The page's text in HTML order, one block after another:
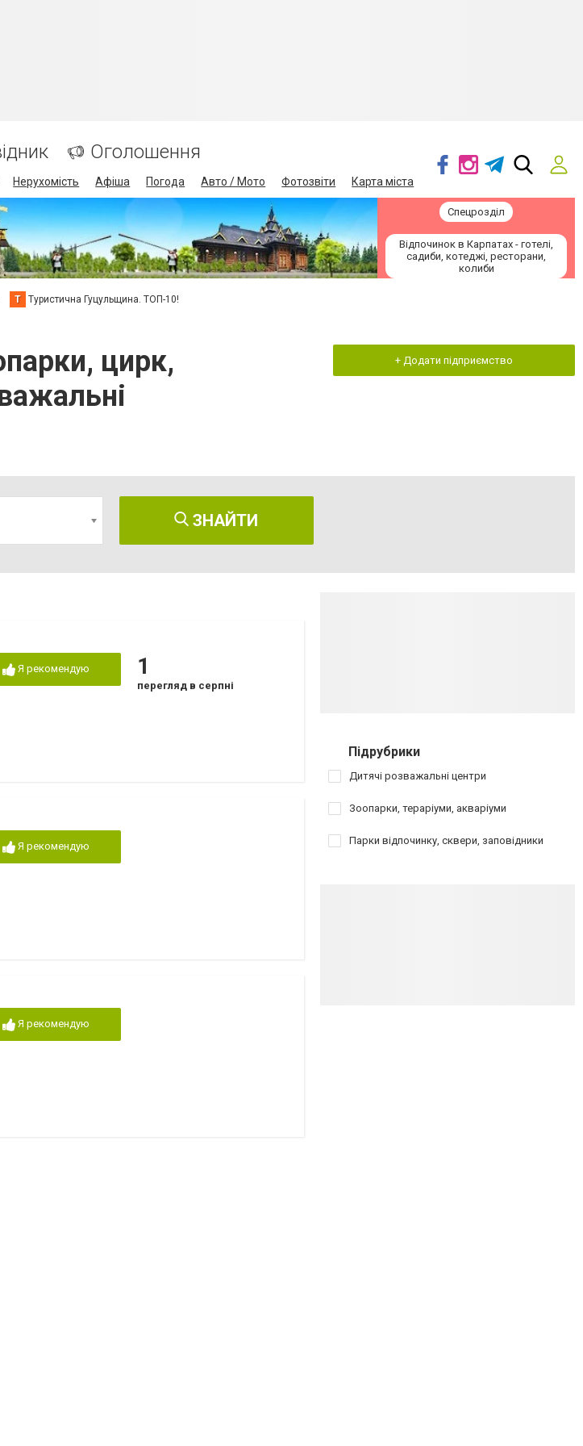
Оголошення
Нерухомість Афіша Погода Авто / Мото Фотозвіти Карта міста
Спецрозділ
Відпочинок в Карпатах - готелі,
садиби, котеджі, ресторани,
колиби
Т Туристична Гуцульщина. ТОП-10!
цирк,
+ Додати підприємство
ЗНАЙТИ
Я рекомендую 1
перегляд в серпні
Я рекомендую
Я рекомендую
Підрубрики
Дитячі розважальні центри
Зоопарки, тераріуми, акваріуми
Парки відпочинку, сквери, заповідники